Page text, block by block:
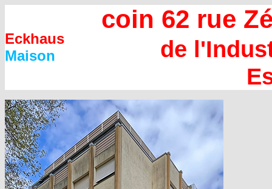
Eckhaus
Maison
coin 62 rue
de